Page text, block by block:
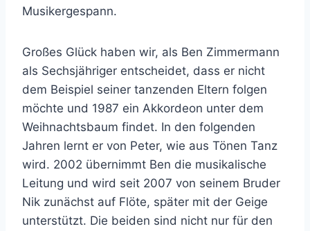
Musikergespann.
Großes Glück haben wir, als Ben Zimmermann
als Sechsjähriger entscheidet, dass er nicht
dem Beispiel seiner tanzenden Eltern folgen
möchte und 1987 ein Akkordeon unter dem
Weihnachtsbaum findet. In den folgenden
Jahren lernt er von Peter, wie aus Tönen Tanz
wird. 2002 übernimmt Ben die musikalische
Leitung und wird seit 2007 von seinem Bruder
Nik zunächst auf Flöte, später mit der Geige
unterstützt. Die beiden sind nicht nur für den